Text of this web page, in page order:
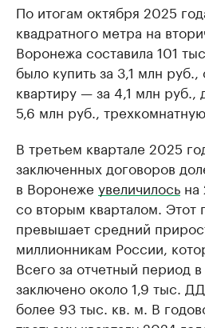
По итогам октября 2025
квадратного метра на
Воронежа составила 101
было купить за 3,1 млн
квартиру — за 4,1 млн руб.,
5,6 млн руб.,
В третьем квартале 2025
заключенных договоров
в Воронеже увеличилось на
со вторым кварталом. Этот
превышает средний
миллионникам России,
Всего за отчетный период
заключено около 1,9 тыс.
более 93 тыс. кв. м. В